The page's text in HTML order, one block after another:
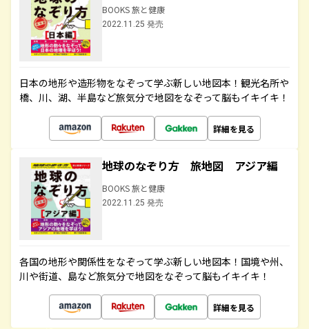
BOOKS 旅と健康
2022.11.25 発売
日本の地形や造形物をなぞって学ぶ新しい地図本！観光名所や
橋、川、湖、半島など旅気分で地図をなぞって脳もイキイキ！
詳細を見る
地球のなぞり方 旅地図 アジア編
BOOKS 旅と健康
2022.11.25 発売
各国の地形や関係性をなぞって学ぶ新しい地図本！国境や州、
川や街道、島など旅気分で地図をなぞって脳もイキイキ！
詳細を見る